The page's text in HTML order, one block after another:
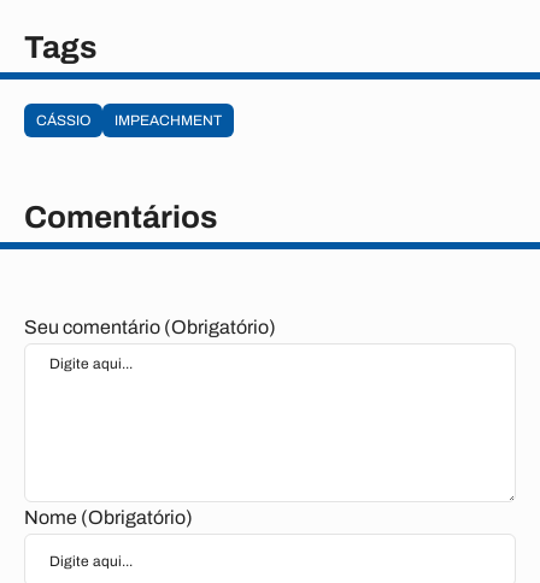
Tags
CÁSSIO IMPEACHMENT
Comentários
Seu comentário (Obrigatório)
Nome (Obrigatório)